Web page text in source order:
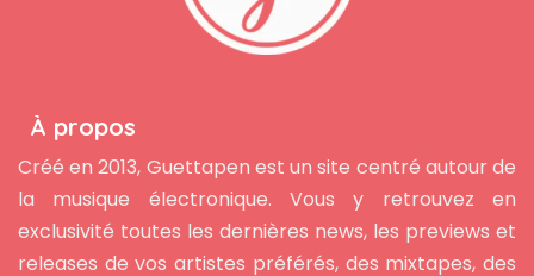
À propos
Créé en 2013, Guettapen est un site centré autour de
la musique électronique. Vous y retrouvez en
exclusivité toutes les dernières news, les previews et
releases de vos artistes préférés, des mixtapes, des